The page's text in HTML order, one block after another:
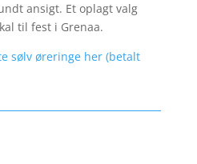
ansigt. Et oplagt valg
til fest i Grenaa.
sølv øreringe her (betalt